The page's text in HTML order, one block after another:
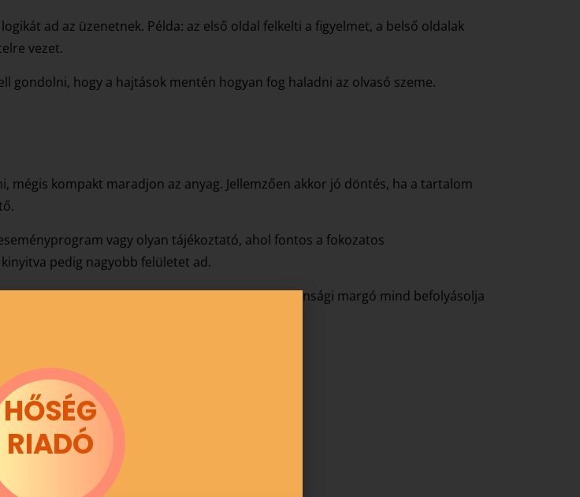
ad az üzenetnek. Példa: az első oldal felkelti a figyelmet, a belső oldalak
vezet.
gondolni, hogy a hajtások mentén hogyan fog haladni az olvasó szeme.
kompakt maradjon az anyag. Jellemzően akkor jó döntés, ha a tartalom
vagy olyan tájékoztató, ahol fontos a fokozatos
pedig nagyobb felületet ad.
irány, a panelek aránya, a kifutó és a biztonsági margó mind befolyásolja
egy
HŐSÉG
RIADÓ